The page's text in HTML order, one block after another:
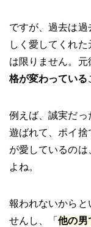
ですが、過去は
しく愛してくれ
は限りません。
格が変わっている
例えば、誠実だっ
遊ばれて、ポイ捨
が愛しているの
よね。
報われないからと
せんし、「他の男